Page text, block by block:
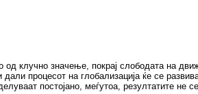
од клучно значење, покрај слободата на
процесот на глобализација ќе се
постојано, меѓутоа, резултатите не